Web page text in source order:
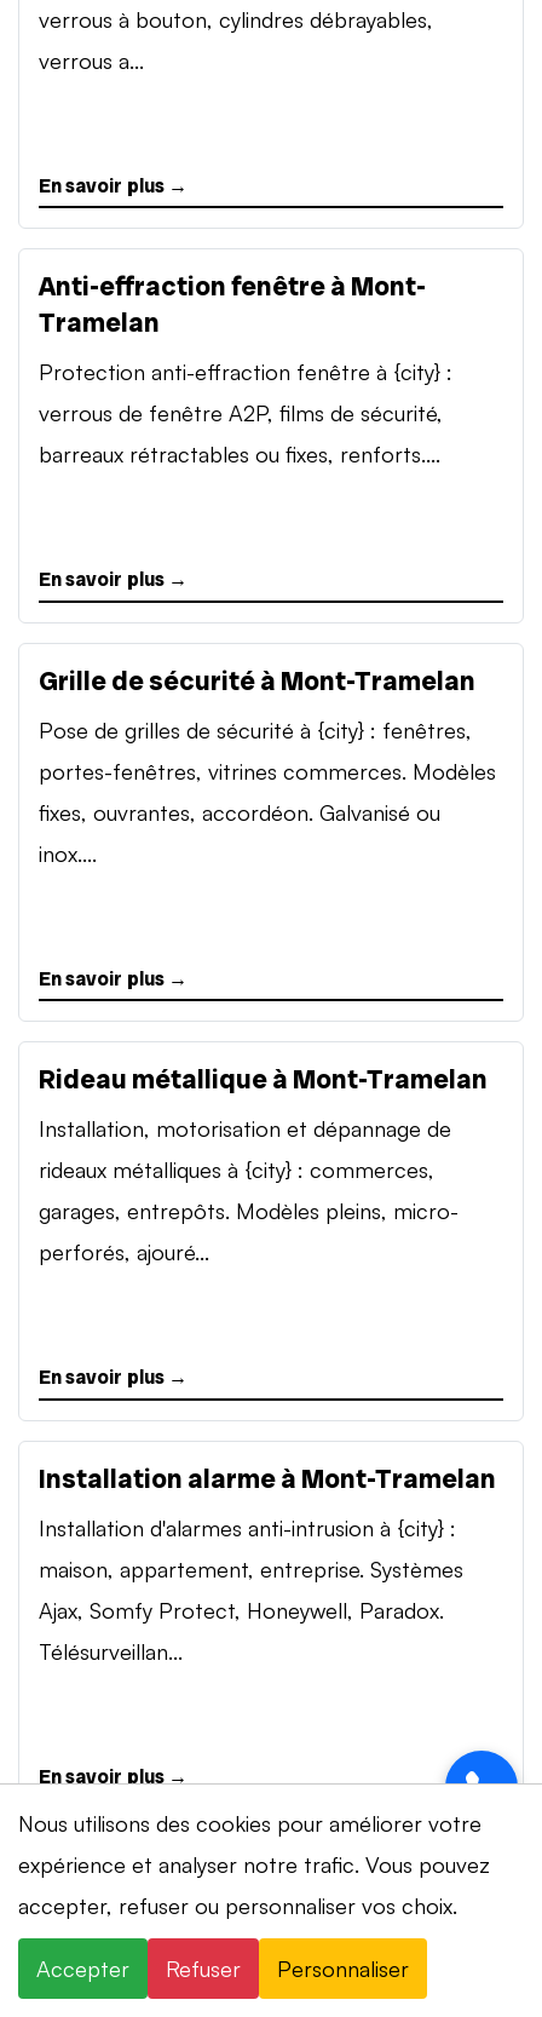
verrous à bouton, cylindres débrayables,
verrous a...
En savoir plus →
Anti-effraction fenêtre à Mont-
Tramelan
Protection anti-effraction fenêtre à {city} :
verrous de fenêtre A2P, films de sécurité,
barreaux rétractables ou fixes, renforts....
En savoir plus →
Grille de sécurité à Mont-Tramelan
Pose de grilles de sécurité à {city} : fenêtres,
portes-fenêtres, vitrines commerces. Modèles
fixes, ouvrantes, accordéon. Galvanisé ou
inox....
En savoir plus →
Rideau métallique à Mont-Tramelan
Installation, motorisation et dépannage de
rideaux métalliques à {city} : commerces,
garages, entrepôts. Modèles pleins, micro-
perforés, ajouré...
En savoir plus →
Installation alarme à Mont-Tramelan
Installation d'alarmes anti-intrusion à {city} :
maison, appartement, entreprise. Systèmes
Ajax, Somfy Protect, Honeywell, Paradox.
Télésurveillan...
En savoir plus →
Vidéosurveillance à Mont-Tramelan
Installation de systèmes de vidéosurveillance à
{city} : caméras IP 4K, visionnage smartphone,
Nous utilisons des cookies pour améliorer votre
expérience et analyser notre trafic. Vous pouvez
accepter, refuser ou personnaliser vos choix.
Accepter Refuser Personnaliser
⚡ Intervention en 20 min· 24h/24 · 7j/7 ·
Devis gratuit
+41 78 319 32 82
WhatsApp